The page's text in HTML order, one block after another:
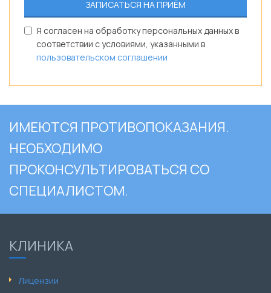
Я согласен на обработку персональных данных в
соответствии с условиями, указанными в
пользовательском соглашении
ИМЕЮТСЯ ПРОТИВОПОКАЗАНИЯ.
НЕОБХОДИМО
ПРОКОНСУЛЬТИРОВАТЬСЯ СО
СПЕЦИАЛИСТОМ.
КЛИНИКА
Лицензии